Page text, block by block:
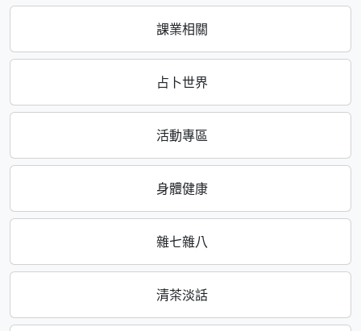
課業相關
占卜世界
活動專區
身體健康
雜七雜八
清茶淡話